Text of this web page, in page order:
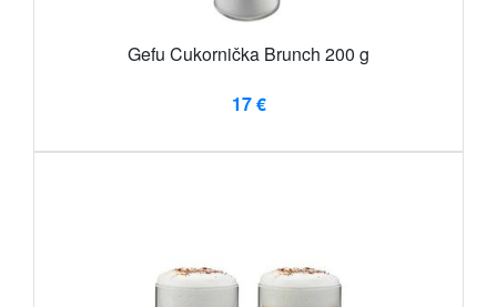
Gefu Cukornička Brunch 200 g
17 €